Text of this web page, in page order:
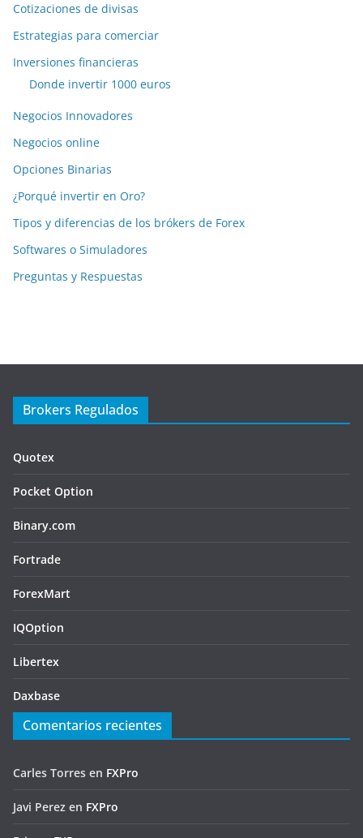
Cotizaciones de divisas
Estrategias para comerciar
Inversiones financieras
Donde invertir 1000 euros
Negocios Innovadores
Negocios online
Opciones Binarias
¿Porqué invertir en Oro?
Tipos y diferencias de los brókers de Forex
Softwares o Simuladores
Preguntas y Respuestas
Brokers Regulados
Quotex
Pocket Option
Binary.com
Fortrade
ForexMart
IQOption
Libertex
Daxbase
Comentarios recientes
Carles Torres en FXPro
Javi Perez en FXPro